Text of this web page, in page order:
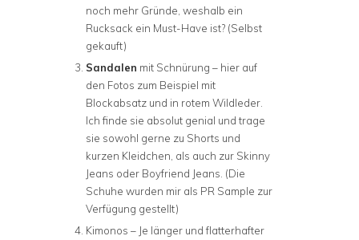
noch mehr Gründe, weshalb ein
Rucksack ein Must-Have ist? (Selbst
gekauft)
Sandalen mit Schnürung – hier auf
den Fotos zum Beispiel mit
Blockabsatz und in rotem Wildleder.
Ich finde sie absolut genial und trage
sie sowohl gerne zu Shorts und
kurzen Kleidchen, als auch zur Skinny
Jeans oder Boyfriend Jeans. (Die
Schuhe wurden mir als PR Sample zur
Verfügung gestellt)
Kimonos – Je länger und flatterhafter